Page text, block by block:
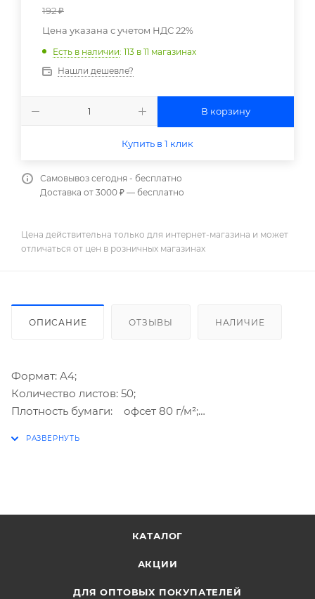
192₽
Цена указана с учетом НДС 22%
Есть в наличии: 113 в 11 магазинах
Нашли дешевле?
В корзину
Купить в 1 клик
Самовывоз сегодня - бесплатно
Доставка от 3000 ₽ — бесплатно
Цена действительна только для интернет-магазина и может
отличаться от цен в розничных магазинах
ОПИСАНИЕ ОТЗЫВЫ НАЛИЧИЕ
Формат: A4;
Количество листов: 50;
Плотность бумаги: офсет 80 г/м²;
КАТАЛОГ
АКЦИИ
ДЛЯ ОПТОВЫХ ПОКУПАТЕЛЕЙ